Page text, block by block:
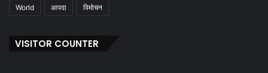
World आपदा विमोचन
VISITOR COUNTER